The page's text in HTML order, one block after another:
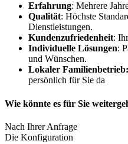
Erfahrung: Mehrere
Qualität: Höchste
Dienstleistungen.
Kundenzufriedenheit:
Individuelle Lösungen:
und Wünschen.
Lokaler Familienbetrieb:
persönlich für Sie da
Wie könnte es für Sie
Nach Ihrer Anfrage
Die Konfiguration